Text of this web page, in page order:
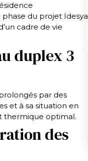
du projet Idesya
cadre de vie
duplex 3
par des
et à sa situation en
thermique optimal.
des